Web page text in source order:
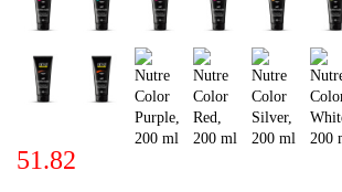
51.82